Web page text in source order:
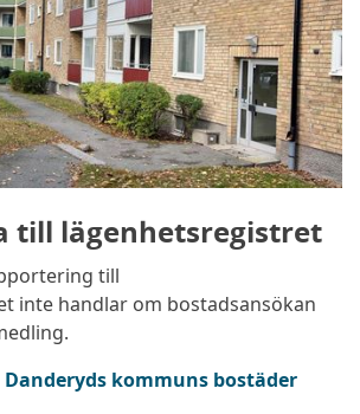
till lägenhetsregistret
till
inte handlar om bostadsansökan
kommuns bostäder